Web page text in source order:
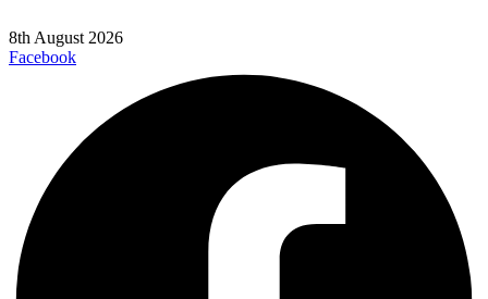
8th August 2026
Facebook